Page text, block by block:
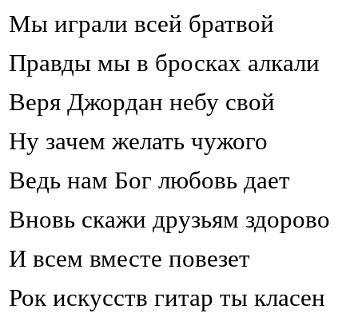
Мы играли всей братвой
Правды мы в бросках алкали
Веря Джордан небу свой
Ну зачем желать чужого
Ведь нам Бог любовь дает
Вновь скажи друзьям здорово
И всем вместе повезет
Рок искусств гитар ты класен